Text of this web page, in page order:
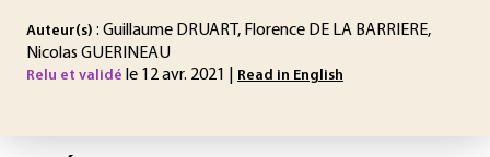
Auteur(s) : Guillaume DRUART, Florence DE LA BARRIERE,
Nicolas GUERINEAU
Relu et validé le 12 avr. 2021 | Read in English